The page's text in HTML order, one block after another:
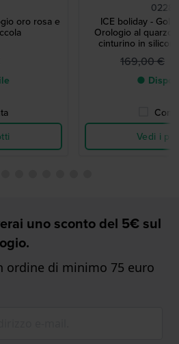
oro rosa e
ICE boliday -
Orologio al quarzo
cinturino in
169,00 €
●
Vedi i
uno sconto del 5€ sul
ordine di minimo 75 euro